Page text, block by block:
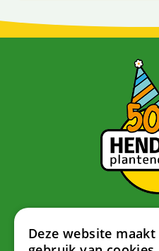
Deze website maakt